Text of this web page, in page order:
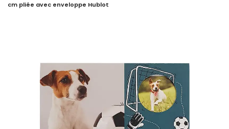
cm pliée avec enveloppe Hublot